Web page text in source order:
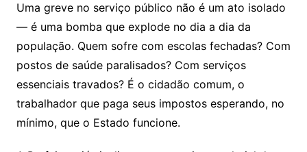
Uma greve no serviço público não é um ato isolado
— é uma bomba que explode no dia a dia da
população. Quem sofre com escolas fechadas? Com
postos de saúde paralisados? Com serviços
essenciais travados? É o cidadão comum, o
trabalhador que paga seus impostos esperando, no
mínimo, que o Estado funcione.